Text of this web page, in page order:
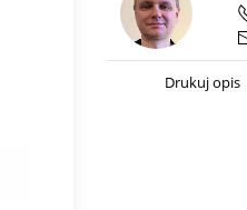
Drukuj opis